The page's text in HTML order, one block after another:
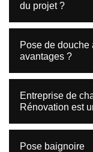
du projet ?
Pose de
avantages ?
Entreprise de
Rénovation est
Pose baignoire